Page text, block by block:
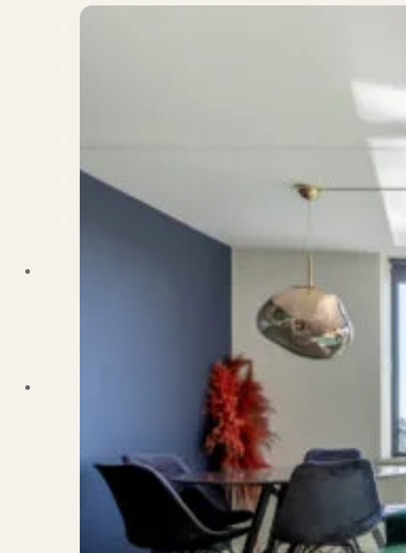
Wie zijn wij?
Partners
Maak gebruik van ons netwerk
Verenigingen
PUUR* is aangesloten bij...